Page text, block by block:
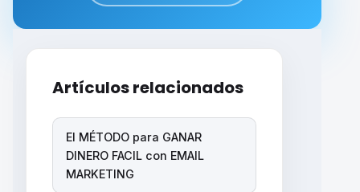
Artículos relacionados
El MÉTODO para GANAR
DINERO FACIL con EMAIL
MARKETING